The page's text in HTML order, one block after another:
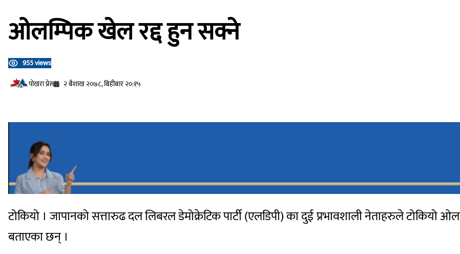
ओलम्पिक खेल रद्द हुन सक्ने
955 views
प‍ोखरा प्रेस
२ बैशाख २०७८, बिहीबार २०:१५
टोकियो । जापानको सत्तारुढ दल लिबरल डेमोक्रेटिक पार्टी (एलडिपी) का दुई प्रभावशाली नेताहरुले टोकियो
बताएका छन् ।